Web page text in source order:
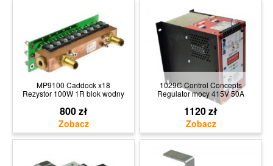
MP9100 Caddock x18
Rezystor 100W 1R blok wodny
800 zł
1029C Control Concepts
Regulator mocy 415V 50A
1120 zł